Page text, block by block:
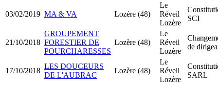
03/02/2019 MA & VA Lozère (48)
Le
Réveil
Lozère
SCI
21/10/2018
GROUPEMENT
FORESTIER DE
POURCHARESSES
Lozère (48)
Le
Réveil
Lozère
de
17/10/2018
LES DOUCEURS
DE L'AUBRAC
Lozère (48)
Le
Réveil
Lozère
SARL